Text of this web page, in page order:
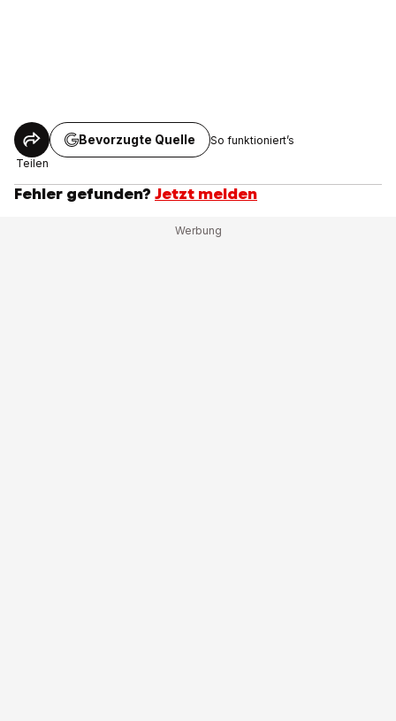
Teilen
Bevorzugte Quelle So funktioniert’s
Fehler gefunden? Jetzt melden